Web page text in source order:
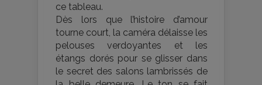
ce tableau.
Dès lors que l’histoire d’amour
tourne court, la caméra délaisse les
pelouses verdoyantes et les
étangs dorés pour se glisser dans
le secret des salons lambrissés de